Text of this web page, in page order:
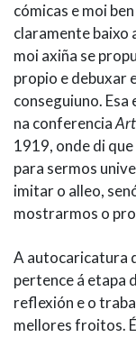
cómicas e moi
claramente baixo
moi axiña se
propio e debuxar
conseguiuno.
na conferencia
1919, onde di
para sermos
imitar o alleo,
mostrarmos o
A autocaricatura
pertence á etapa
reflexión e o
mellores froitos.